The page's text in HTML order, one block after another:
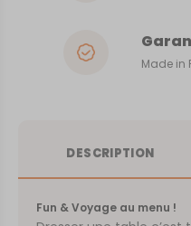
Made in
DESCRIPTION
Fun & Voyage au menu !